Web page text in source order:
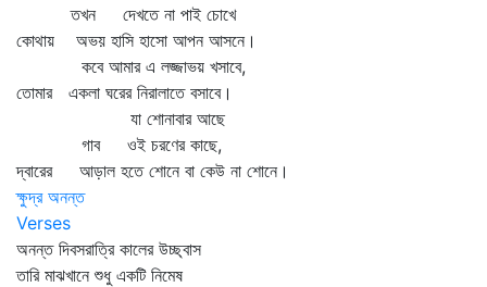
তখন দেখতে না পাই চোখে
কোথায় অভয় হাসি হাসো আপন আসনে।
কবে আমার এ লজ্জাভয় খসাবে,
তোমার একলা ঘরের নিরালাতে বসাবে।
যা শোনাবার আছে
গাব ওই চরণের কাছে,
দ্বারের আড়াল হতে শোনে বা কেউ না শোনে।
ক্ষুদ্র অনন্ত
Verses
অনন্ত দিবসরাত্রি কালের উচ্ছ্বাস
তারি মাঝখানে শুধু একটি নিমেষ